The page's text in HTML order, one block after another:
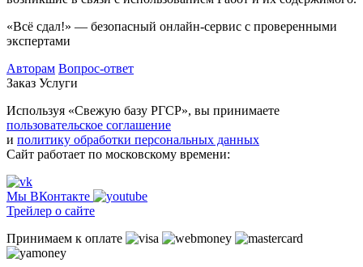
«Всё сдал!» — безопасный онлайн-сервис с проверенными
экспертами
Авторам Вопрос-ответ
Заказ Услуги
Используя «Свежую базу РГСР», вы принимаете
пользовательское соглашение
и политику обработки персональных данных
Сайт работает по московскому времени:
Мы ВКонтакте
Трейлер о сайте
Принимаем к оплате